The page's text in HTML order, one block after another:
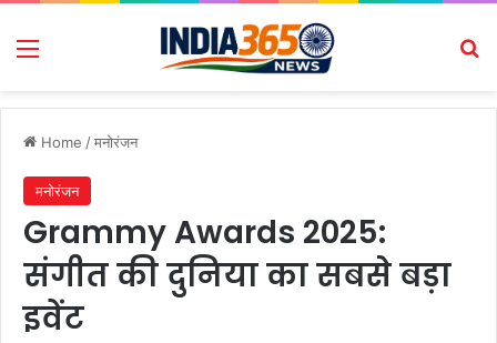
Menu
Home /मनोरंजन
मनोरंजन
Grammy Awards 2025:
संगीत की दुनिया का सबसे बड़ा
इवेंट